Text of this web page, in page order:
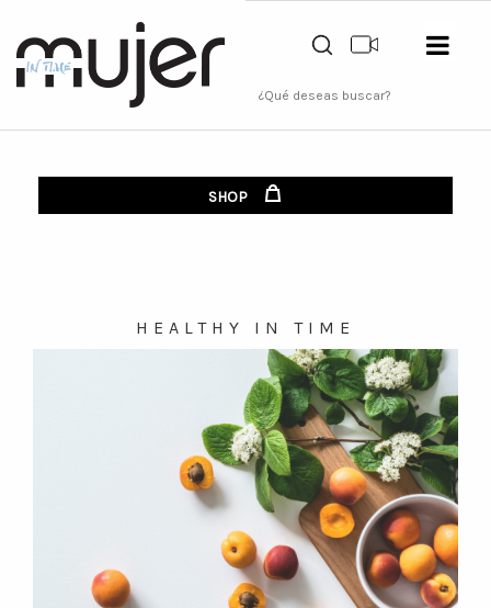
SHOP
HEALTHY IN TIME